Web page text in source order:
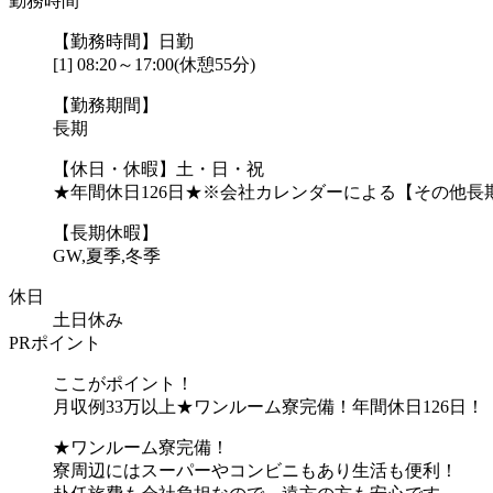
【勤務時間】日勤
[1] 08:20～17:00(休憩55分)
【勤務期間】
長期
【休日・休暇】土・日・祝
★年間休日126日★※会社カレンダーによる【その他長
【長期休暇】
GW,夏季,冬季
休日
土日休み
PRポイント
ここがポイント！
月収例33万以上★ワンルーム寮完備！年間休日126日！
★ワンルーム寮完備！
寮周辺にはスーパーやコンビニもあり生活も便利！